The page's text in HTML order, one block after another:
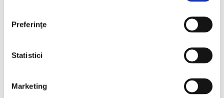
Preferinţe
Statistici
Marketing Vândută